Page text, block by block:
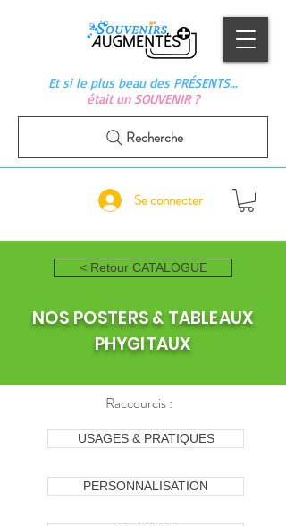
Et si le plus beau des PRÉSENTS…
était un SOUVENIR ?
Se connecter
Recherche
< Retour CATALOGUE
NOS POSTERS & TABLEAUX
PHYGITAUX
Raccourcis :
USAGES & PRATIQUES
PERSONNALISATION